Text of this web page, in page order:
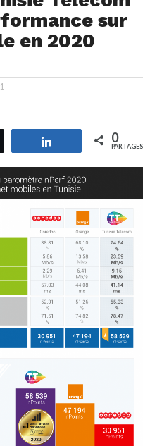
sur
en 2020
Partagez 0
PARTAGES